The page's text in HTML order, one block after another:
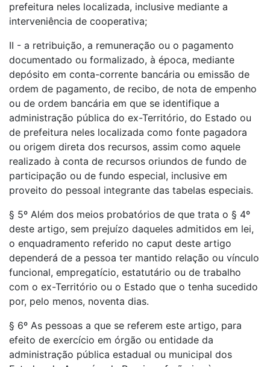
prefeitura neles localizada, inclusive mediante a
interveniência de cooperativa;
II - a retribuição, a remuneração ou o pagamento
documentado ou formalizado, à época, mediante
depósito em conta-corrente bancária ou emissão de
ordem de pagamento, de recibo, de nota de empenho
ou de ordem bancária em que se identifique a
administração pública do ex-Território, do Estado ou
de prefeitura neles localizada como fonte pagadora
ou origem direta dos recursos, assim como aquele
realizado à conta de recursos oriundos de fundo de
participação ou de fundo especial, inclusive em
proveito do pessoal integrante das tabelas especiais.
§ 5º Além dos meios probatórios de que trata o § 4º
deste artigo, sem prejuízo daqueles admitidos em lei,
o enquadramento referido no caput deste artigo
dependerá de a pessoa ter mantido relação ou vínculo
funcional, empregatício, estatutário ou de trabalho
com o ex-Território ou o Estado que o tenha sucedido
por, pelo menos, noventa dias.
§ 6º As pessoas a que se referem este artigo, para
efeito de exercício em órgão ou entidade da
administração pública estadual ou municipal dos